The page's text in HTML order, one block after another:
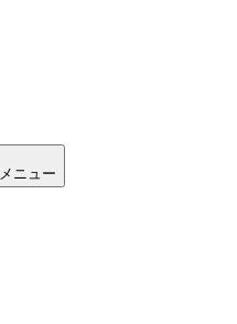
メニュー